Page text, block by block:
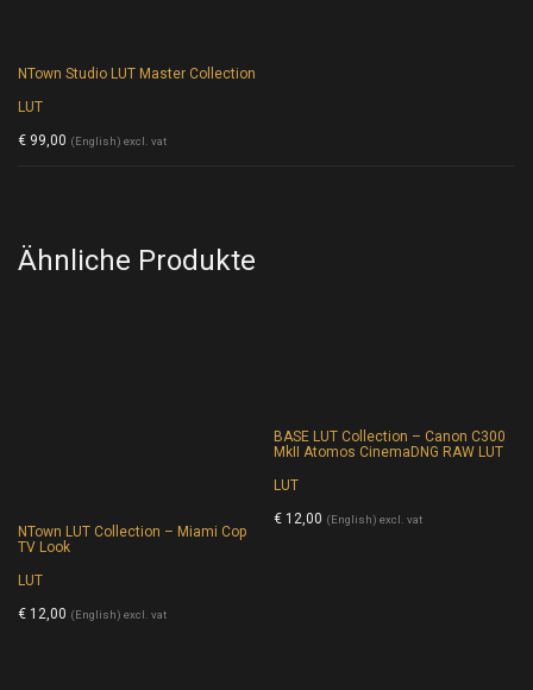
NTown Studio LUT Master Collection
LUT
€ 99,00 (English) excl. vat
Ähnliche Produkte
NTown LUT Collection – Miami Cop
TV Look
LUT
€ 12,00 (English) excl. vat
BASE LUT Collection – Canon C300
MkII Atomos CinemaDNG RAW LUT
LUT
€ 12,00 (English) excl. vat